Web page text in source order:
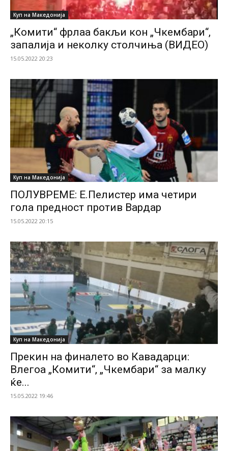
Куп на Македонија
„Комити“ фрлаа бакљи кон „Чкембари“,
запалија и неколку столчиња (ВИДЕО)
15.05.2022 20:23
Куп на Македонија
ПОЛУВРЕМЕ: Е.Пелистер има четири
гола предност против Вардар
15.05.2022 20:15
Куп на Македонија
Прекин на финалето во Кавадарци:
Влегоа „Комити“, „Чкембари“ за малку
ќе...
15.05.2022 19:46